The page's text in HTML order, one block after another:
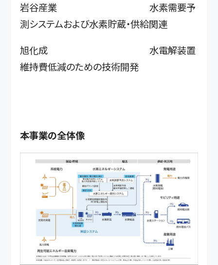
岩谷産業 水素需要予
測システムおよび水素貯蔵・供給関連
旭化成 水電解装置
維持費低減のための技術開発
本事業の全体像